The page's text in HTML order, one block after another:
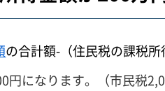
の合計額-（住民税の課税
円になります。（市民税